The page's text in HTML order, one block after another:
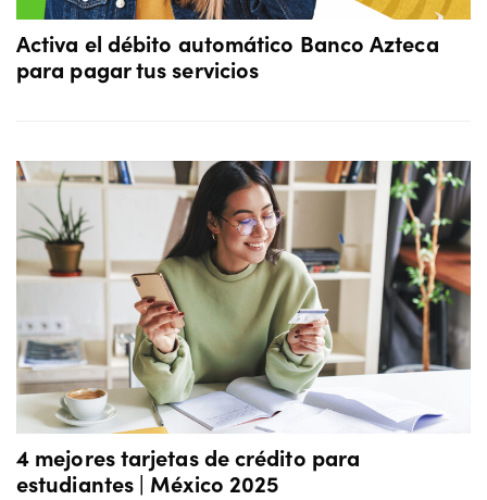
Activa el débito automático Banco Azteca
para pagar tus servicios
4 mejores tarjetas de crédito para
estudiantes | México 2025